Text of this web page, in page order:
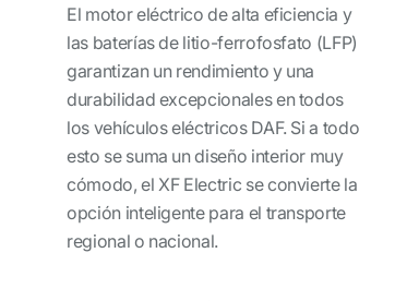
El motor eléctrico de alta eficiencia y
las baterías de litio-ferrofosfato (LFP)
garantizan un rendimiento y una
durabilidad excepcionales en todos
los vehículos eléctricos DAF. Si a todo
esto se suma un diseño interior muy
cómodo, el XF Electric se convierte la
opción inteligente para el transporte
regional o nacional.